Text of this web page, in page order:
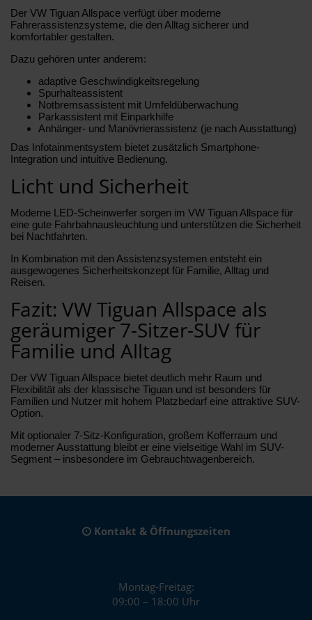
Der VW Tiguan Allspace verfügt über moderne
Fahrerassistenzsysteme, die den Alltag sicherer und
komfortabler gestalten.
Dazu gehören unter anderem:
adaptive Geschwindigkeitsregelung
Spurhalteassistent
Notbremsassistent mit Umfeldüberwachung
Parkassistent mit Einparkhilfe
Anhänger- und Manövrierassistenz (je nach Ausstattung)
Das Infotainmentsystem bietet zusätzlich Smartphone-
Integration und intuitive Bedienung.
Licht und Sicherheit
Moderne LED-Scheinwerfer sorgen im VW Tiguan Allspace für
eine gute Fahrbahnausleuchtung und unterstützen die Sicherheit
bei Nachtfahrten.
In Kombination mit den Assistenzsystemen entsteht ein
ausgewogenes Sicherheitskonzept für Familie, Alltag und
Reisen.
Fazit: VW Tiguan Allspace als
geräumiger 7-Sitzer-SUV für
Familie und Alltag
Der VW Tiguan Allspace bietet deutlich mehr Raum und
Flexibilität als der klassische Tiguan und ist besonders für
Familien und Nutzer mit hohem Platzbedarf eine attraktive SUV-
Option.
Mit optionaler 7-Sitz-Konfiguration, großem Kofferraum und
moderner Ausstattung bleibt er eine vielseitige Wahl im SUV-
Segment – insbesondere im Gebrauchtwagenbereich.
Kontakt & Öffnungszeiten
Montag-Freitag:
09:00 – 18:00 Uhr